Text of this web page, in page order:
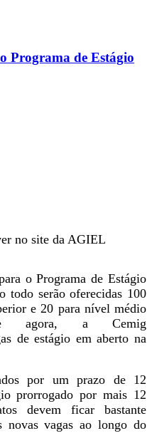
Programa de Estágio
no site da AGIEL
o Programa de Estágio
todo serão oferecidas 100
e 20 para nível médio
agora, a Cemig
de estágio em aberto na
por um prazo de 12
prorrogado por mais 12
devem ficar bastante
novas vagas ao longo do